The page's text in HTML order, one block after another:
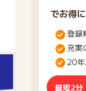
でお得
登録
充実
20
最短2分